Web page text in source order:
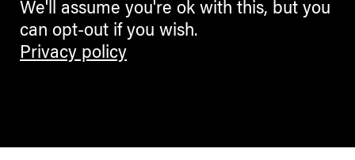
We'll assume you're ok with this, but you
can opt-out if you wish.
Privacy policy